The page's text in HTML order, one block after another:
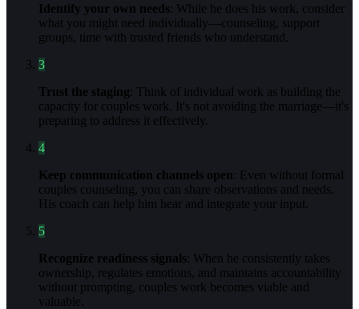
Identify your own needs: While he does his work, consider
what you might need individually—counseling, support
groups, time with trusted friends who understand.
3
Trust the staging: Think of individual work as building the
capacity for couples work. It's not avoiding the marriage—it's
preparing to address it effectively.
4
Keep communication channels open: Even without formal
couples counseling, you can share observations and needs.
His coach can help him hear and integrate your input.
5
Recognize readiness signals: When he consistently takes
ownership, regulates emotions, and maintains accountability
without prompting, couples work becomes viable and
valuable.